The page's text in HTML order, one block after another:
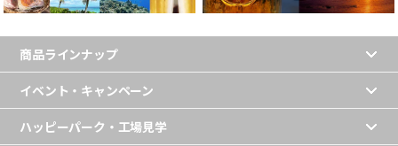
商品ラインナップ
イベント・キャンペーン
ハッピーパーク・工場見学